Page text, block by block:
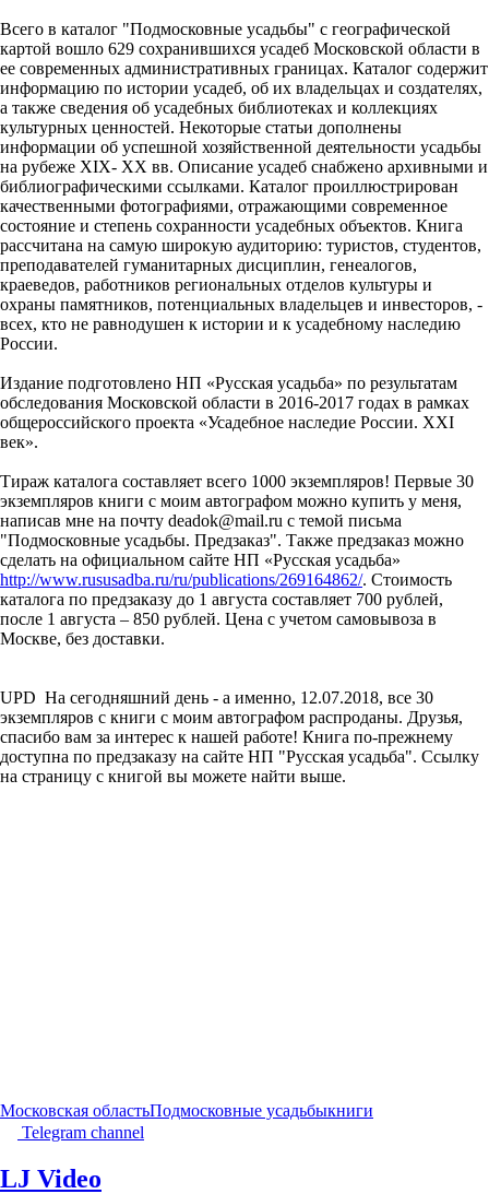
Всего в каталог "Подмосковные усадьбы" с географической
картой вошло 629 сохранившихся усадеб Московской области в
ее современных административных границах. Каталог содержит
информацию по истории усадеб, об их владельцах и создателях,
а также сведения об усадебных библиотеках и коллекциях
культурных ценностей. Некоторые статьи дополнены
информации об успешной хозяйственной деятельности усадьбы
на рубеже XIX- XX вв. Описание усадеб снабжено архивными и
библиографическими ссылками. Каталог проиллюстрирован
качественными фотографиями, отражающими современное
состояние и степень сохранности усадебных объектов. Книга
рассчитана на самую широкую аудиторию: туристов, студентов,
преподавателей гуманитарных дисциплин, генеалогов,
краеведов, работников региональных отделов культуры и
охраны памятников, потенциальных владельцев и инвесторов, -
всех, кто не равнодушен к истории и к усадебному наследию
России.
Издание подготовлено НП «Русская усадьба» по результатам
обследования Московской области в 2016-2017 годах в рамках
общероссийского проекта «Усадебное наследие России. XXI
век».
Тираж каталога составляет всего 1000 экземпляров! Первые 30
экземпляров книги с моим автографом можно купить у меня,
написав мне на почту deadok@mail.ru с темой письма
"Подмосковные усадьбы. Предзаказ". Также предзаказ можно
сделать на официальном сайте НП «Русская усадьба»
http://www.rususadba.ru/ru/publications/269164862/. Стоимость
каталога по предзаказу до 1 августа составляет 700 рублей,
после 1 августа – 850 рублей. Цена с учетом самовывоза в
Москве, без доставки.
UPD На сегодняшний день - а именно, 12.07.2018, все 30
экземпляров с книги с моим автографом распроданы. Друзья,
спасибо вам за интерес к нашей работе! Книга по-прежнему
доступна по предзаказу на сайте НП "Русская усадьба". Ссылку
на страницу с книгой вы можете найти выше.
Московская областьПодмосковные усадьбыкниги
Telegram channel
LJ Video